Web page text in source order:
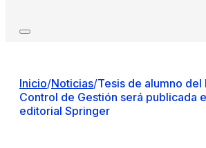
Inicio/Noticias/Tesis de alumno del
Control de Gestión será publicada
editorial Springer